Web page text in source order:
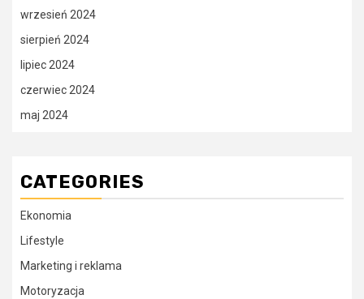
wrzesień 2024
sierpień 2024
lipiec 2024
czerwiec 2024
maj 2024
CATEGORIES
Ekonomia
Lifestyle
Marketing i reklama
Motoryzacja